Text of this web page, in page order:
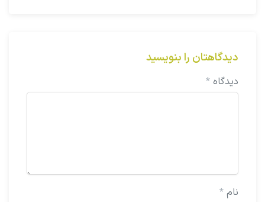
دیدگاهتان را بنویسید
دیدگاه *
نام *